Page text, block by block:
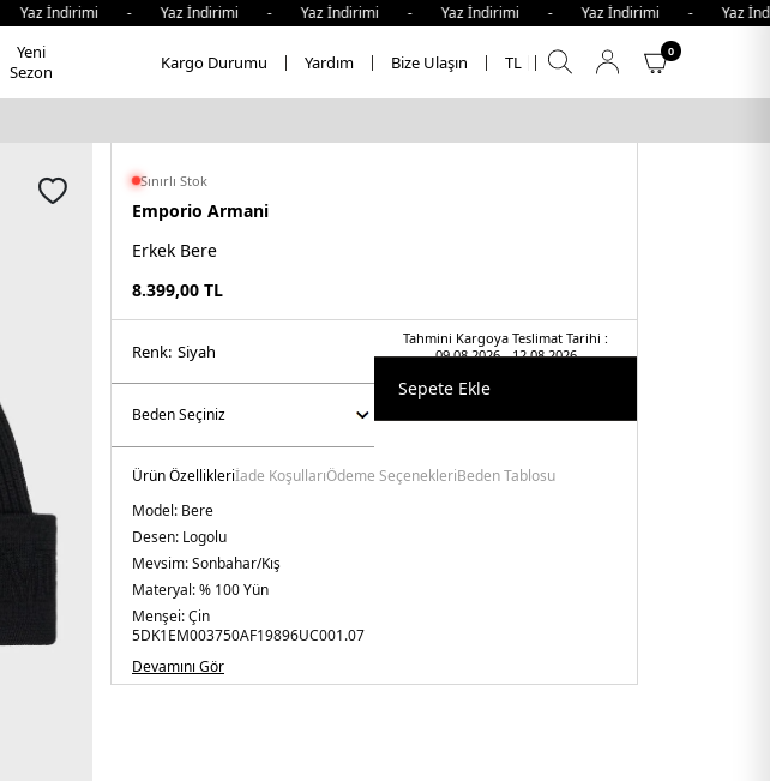
İndirimi - Yaz İndirimi - Yaz İndirimi - Yaz İndirimi - Yaz İndirimi -
Yeni
Sezon
Kargo Durumu Yardım Bize Ulaşın TL
0
Sınırlı Stok
Emporio Armani
Erkek Bere
8.399,00 TL
Tahmini Kargoya Teslimat Tarihi :
09.08.2026 - 12.08.2026
Renk: si̇yah
Sepete Ekle
Ürün Özellikleriİade KoşullarıÖdeme SeçenekleriBeden Tablosu
Model: Bere
Desen: Logolu
Mevsim:Sonbahar/Kış
Materyal:% 100 Yün
Menşei:Çin
5DK1EM003750AF19896UC001.07
Devamını Gör